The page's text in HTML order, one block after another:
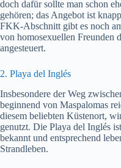
doch dafür sollte man schon
gehören; das Angebot ist
FKK-Abschnitt gibt es noch
von homosexuellen Freunden
angesteuert.
2. Playa del Inglés
Insbesondere der Weg
beginnend von Maspalomas
diesem beliebten Küstenort,
genutzt. Die Playa del Inglés
bekannt und entsprechend
Strandleben.